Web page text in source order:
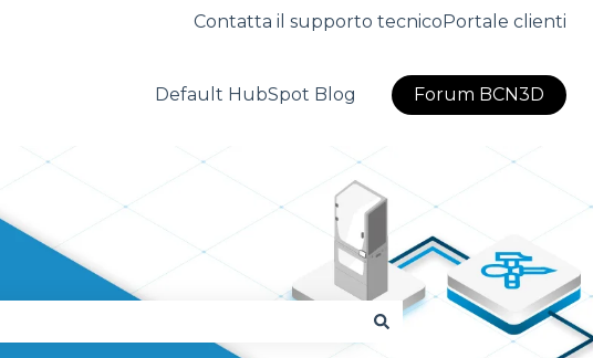
Contatta il supporto tecnicoPortale clienti
Default HubSpot Blog Forum BCN3D